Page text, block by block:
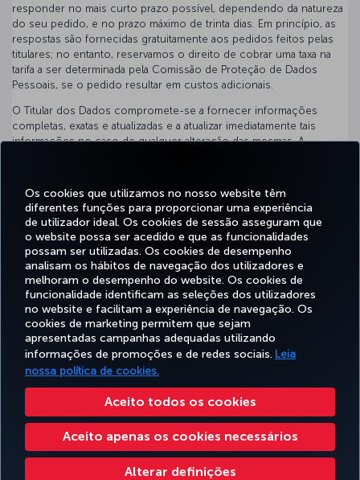
Os cookies que utilizamos no nosso website têm
diferentes funções para proporcionar uma experiência
de utilizador ideal. Os cookies de sessão asseguram que
o website possa ser acedido e que as funcionalidades
possam ser utilizadas. Os cookies de desempenho
analisam os hábitos de navegação dos utilizadores e
melhoram o desempenho do website. Os cookies de
funcionalidade identificam as seleções dos utilizadores
no website e facilitam a experiência de navegação. Os
cookies de marketing permitem que sejam
apresentadas campanhas adequadas utilizando
informações de promoções e de redes sociais. Leia
nossa política de cookies.
Aceito todos os cookies
Aceito apenas os cookies necessários
Alterar definições
responder no mais curto prazo possível, dependendo da natureza
do seu pedido, e no prazo máximo de trinta dias. Em princípio, as
respostas são fornecidas gratuitamente aos pedidos feitos pelas
titulares; no entanto, reservamos o direito de cobrar uma taxa na
tarifa a ser determinada pela Comissão de Proteção de Dados
Pessoais, se o pedido resultar em custos adicionais.
O Titular dos Dados compromete-se a fornecer informações
completas, exatas e atualizadas e a atualizar imediatamente tais
informações no caso de qualquer alteração das mesmas. A
Como titular dos dados, aceita que poderá não beneficiar
plenamente do funcionamento do Site ou da aplicação se fizer um
pedido que impeça a Empresa de utilizar quaisquer dados pessoais
e declara assumir toda e qualquer responsabilidade que daí possa
decorrer.
Facebook
TwitterInstagram
YouTubeLinkedIn
TiktokBlogue
RESERVAR&GERIR EXPERIENCIE OFERTAS&DESTINOS AJUDA
Acessibilidade Politicas de privacidade e de cookies Aviso Legal Direitos dos Passageiros
Livro De Reclamações Alterar definições de cookies Direitos dos Titulares dos Dados da UE
Turkish Airlines Copyright © 1996 - 2026